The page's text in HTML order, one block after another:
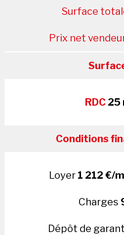
Surface
Prix net
RDC 25
Conditions
Loyer 1 212 €/
Charges
Dépôt de